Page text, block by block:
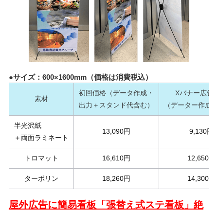
●サイズ：600×1600mm（価格は消費税込）
素材
初回価格（データ作成・
出力＋スタンド代含む）
Xバナー広告
（データー作成
半光沢紙
＋両面ラミネート
13,090円 9,130円
トロマット 16,610円 12,650円
ターポリン 18,260円 14,300円
屋外広告に簡易看板「張替え式ステ看板」絶